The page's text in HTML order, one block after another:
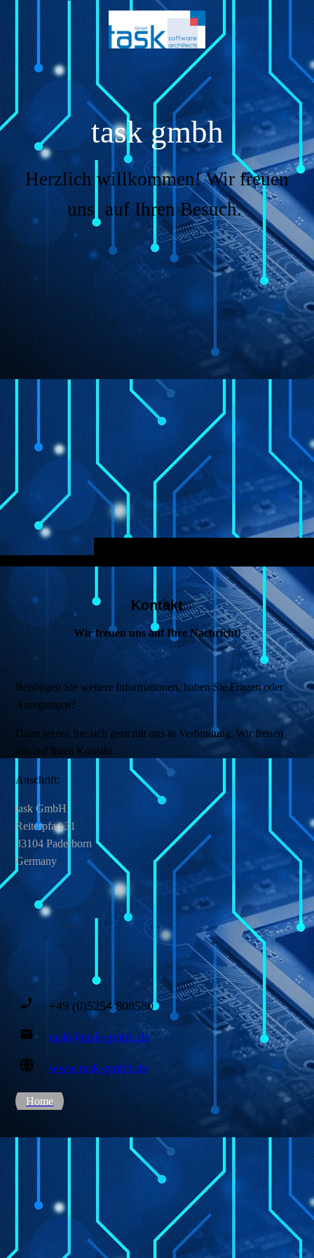
task gmbh
Herzlich willkommen! Wir freuen
uns auf Ihren Besuch.
Kontakt
Wir freuen uns auf Ihre Nachricht!
Benötigen Sie weitere Informationen, haben Sie Fragen oder
Anregungen?
Dann setzen Sie sich gern mit uns in Verbindung. Wir freuen
uns auf Ihren Kontakt.
Anschrift:
task GmbH
Reiterpfad 31
33104 Paderborn
Germany
+49 (0)5254 808580
task@task-gmbh.de
www.task-gmbh.de
Home